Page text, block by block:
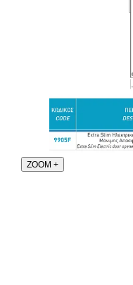
ZOOM +